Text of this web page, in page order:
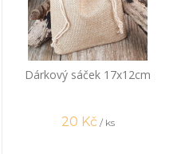
Dárkový sáček 17x12cm
20 Kč / ks